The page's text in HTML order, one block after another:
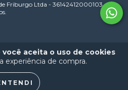
você aceita o uso de cookies
experiência de compra.
Friburgo Ltda - 36142412000103 -